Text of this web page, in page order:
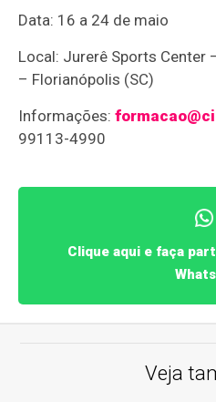
Data: 16 a 24 de maio
Local: Jurerê Sports Center
– Florianópolis (SC)
Informações:
99113-4990
Clique aqui e faça
Veja